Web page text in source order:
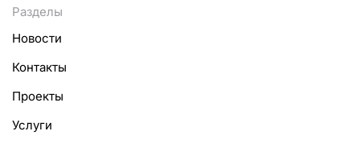
Разделы
Новости
Контакты
Проекты
Услуги